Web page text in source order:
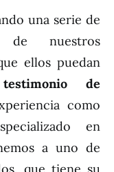
una serie de
de nuestros
ellos puedan
testimonio de
como
en
a uno de